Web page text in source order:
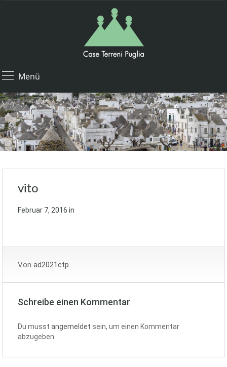
Menü
vito
Februar 7, 2016 in
Von ad2021ctp
Schreibe einen Kommentar
Du musst angemeldet sein, um einen Kommentar
abzugeben.